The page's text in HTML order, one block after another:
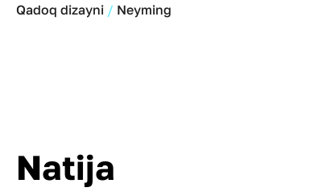
Qadoq dizayni Neyming
Natija